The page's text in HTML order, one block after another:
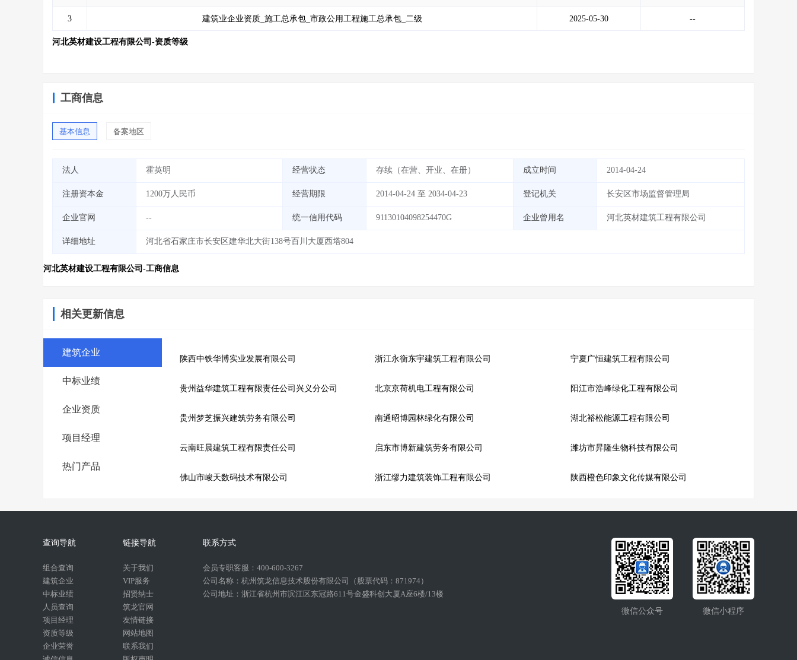
3 建筑业企业资质_施工总承包_市政公用工程施工总承包_二级 2025-05-30 --
河北英材建设工程有限公司-资质等级
工商信息
基本信息 备案地区
法人 霍英明 经营状态 存续（在营、开业、在册） 成立时间 2014-04-24
注册资本金 1200万人民币 经营期限 2014-04-24 至 2034-04-23 登记机关 长安区市场监督管理局
企业官网 -- 统一信用代码 91130104098254470G 企业曾用名 河北英材建筑工程有限公司
详细地址 河北省石家庄市长安区建华北大街138号百川大厦西塔804
河北英材建设工程有限公司-工商信息
相关更新信息
建筑企业
中标业绩
企业资质
项目经理
热门产品
陕西中铁华博实业发展有限公司 浙江永衡东宇建筑工程有限公司 宁夏广恒建筑工程有限公司
贵州益华建筑工程有限责任公司兴义分公司 北京京荷机电工程有限公司 阳江市浩峰绿化工程有限公司
贵州梦芝振兴建筑劳务有限公司 南通昭博园林绿化有限公司 湖北裕松能源工程有限公司
云南旺晨建筑工程有限责任公司 启东市博新建筑劳务有限公司 潍坊市昇隆生物科技有限公司
佛山市峻天数码技术有限公司 浙江缪力建筑装饰工程有限公司 陕西橙色印象文化传媒有限公司
查询导航
组合查询
建筑企业
中标业绩
人员查询
项目经理
资质等级
企业荣誉
链接导航
关于我们
VIP服务
招贤纳士
筑龙官网
友情链接
网站地图
联系我们
联系方式
会员专职客服：400-600-3267
公司名称：杭州筑龙信息技术股份有限公司（股票代码：871974）
公司地址：浙江省杭州市滨江区东冠路611号金盛科创大厦A座6楼/13楼
微信公众号
微信小程序